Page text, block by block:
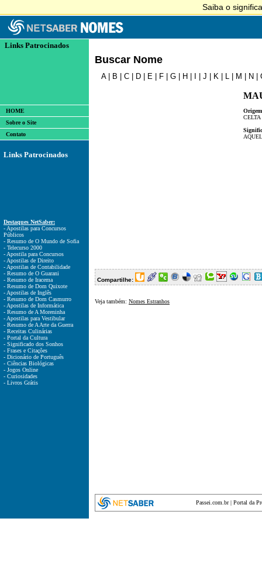
Links Patrocinados
HOME
Sobre o Site
Contato
Links Patrocinados
Destaques NetSaber:
- Apostilas para Concursos
Públicos
- Resumo de O Mundo de Sofia
- Telecurso 2000
- Apostila para Concursos
- Apostilas de Direito
- Apostilas de Contabilidade
- Resumo de O Guarani
- Resumo de Iracema
- Resumo de Dom Quixote
- Apostilas de Inglês
- Resumo de Dom Casmurro
- Apostilas de Informática
- Resumo de A Moreninha
- Apostilas para Vestibular
- Resumo de A Arte da Guerra
- Receitas Culinárias
- Portal da Cultura
- Significado dos Sonhos
- Frases e Citações
- Dicionário de Português
- Ciências Biológicas
- Jogos Online
- Curiosidades
- Livros Grátis
Buscar Nome
A| B C D E F G H J K L M N
CELTA
Compartilhe:
Veja também: Nomes Estranhos
Passei.com.br| Portal da